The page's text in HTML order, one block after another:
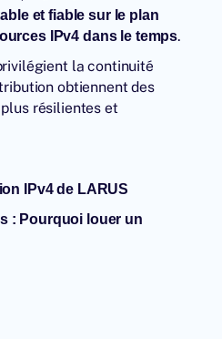
et fiable sur le plan
IPv4 dans le temps.
la continuité
obtiennent des
résilientes et
IPv4 de LARUS
: Pourquoi louer un